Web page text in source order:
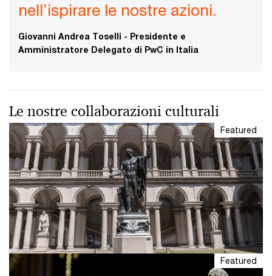
nell’ispirare le nostre azioni.
Giovanni Andrea Toselli - Presidente e
Amministratore Delegato di PwC in Italia
Le nostre collaborazioni culturali
Featured
Featured